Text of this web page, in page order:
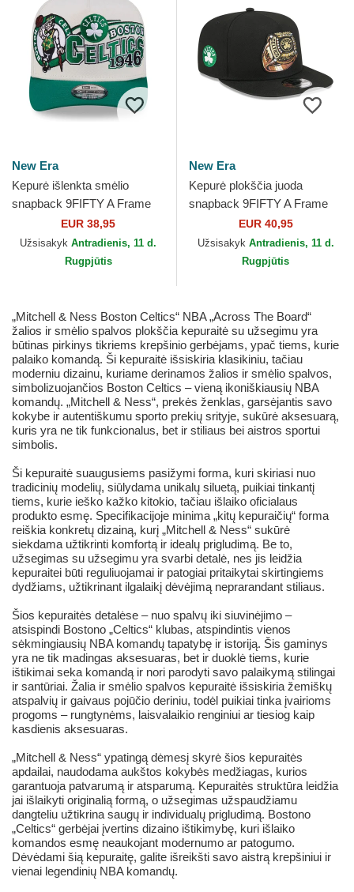
New Era
Kepurė išlenkta smėlio
snapback 9FIFTY A Frame
Classic Boston Celtics NBA
New Era
EUR 38,95
Užsisakyk Antradienis, 11 d.
Rugpjūtis
New Era
Kepurė plokščia juoda
snapback 9FIFTY A Frame
Ring Boston Celtics NBA
New Era
EUR 40,95
Užsisakyk Antradienis, 11 d.
Rugpjūtis
„Mitchell & Ness Boston Celtics“ NBA „Across The Board“
žalios ir smėlio spalvos plokščia kepuraitė su užsegimu yra
būtinas pirkinys tikriems krepšinio gerbėjams, ypač tiems, kurie
palaiko komandą. Ši kepuraitė išsiskiria klasikiniu, tačiau
moderniu dizainu, kuriame derinamos žalios ir smėlio spalvos,
simbolizuojančios Boston Celtics – vieną ikoniškiausių NBA
komandų. „Mitchell & Ness“, prekės ženklas, garsėjantis savo
kokybe ir autentiškumu sporto prekių srityje, sukūrė aksesuarą,
kuris yra ne tik funkcionalus, bet ir stiliaus bei aistros sportui
simbolis.
Ši kepuraitė suaugusiems pasižymi forma, kuri skiriasi nuo
tradicinių modelių, siūlydama unikalų siluetą, puikiai tinkantį
tiems, kurie ieško kažko kitokio, tačiau išlaiko oficialaus
produkto esmę. Specifikacijoje minima „kitų kepuraičių“ forma
reiškia konkretų dizainą, kurį „Mitchell & Ness“ sukūrė
siekdama užtikrinti komfortą ir idealų prigludimą. Be to,
užsegimas su užsegimu yra svarbi detalė, nes jis leidžia
kepuraitei būti reguliuojamai ir patogiai pritaikytai skirtingiems
dydžiams, užtikrinant ilgalaikį dėvėjimą neprarandant stiliaus.
Šios kepuraitės detalėse – nuo spalvų iki siuvinėjimo –
atsispindi Bostono „Celtics“ klubas, atspindintis vienos
sėkmingiausių NBA komandų tapatybę ir istoriją. Šis gaminys
yra ne tik madingas aksesuaras, bet ir duoklė tiems, kurie
ištikimai seka komandą ir nori parodyti savo palaikymą stilingai
ir santūriai. Žalia ir smėlio spalvos kepuraitė išsiskiria žemiškų
atspalvių ir gaivaus pojūčio deriniu, todėl puikiai tinka įvairioms
progoms – rungtynėms, laisvalaikio renginiui ar tiesiog kaip
kasdienis aksesuaras.
„Mitchell & Ness“ ypatingą dėmesį skyrė šios kepuraitės
apdailai, naudodama aukštos kokybės medžiagas, kurios
garantuoja patvarumą ir atsparumą. Kepuraitės struktūra leidžia
jai išlaikyti originalią formą, o užsegimas užspaudžiamu
dangteliu užtikrina saugų ir individualų prigludimą. Bostono
„Celtics“ gerbėjai įvertins dizaino ištikimybę, kuri išlaiko
komandos esmę neaukojant modernumo ar patogumo.
Dėvėdami šią kepuraitę, galite išreikšti savo aistrą krepšiniui ir
vienai legendinių NBA komandų.